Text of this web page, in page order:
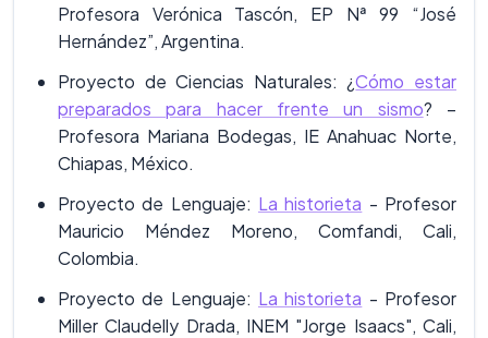
Profesora Verónica Tascón, EP Nª 99 “José
Hernández”, Argentina.
Proyecto de Ciencias Naturales: ¿Cómo estar
preparados para hacer frente un sismo? –
Profesora Mariana Bodegas, IE Anahuac Norte,
Chiapas, México.
Proyecto de Lenguaje: La historieta - Profesor
Mauricio Méndez Moreno, Comfandi, Cali,
Colombia.
Proyecto de Lenguaje: La historieta - Profesor
Miller Claudelly Drada, INEM "Jorge Isaacs", Cali,